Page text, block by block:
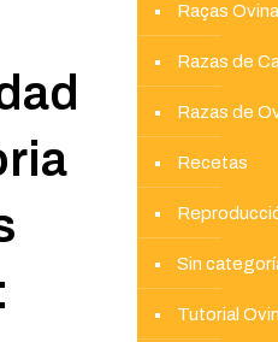
Raças
Razas de
Razas de
Recetas
Sin
Tutorial